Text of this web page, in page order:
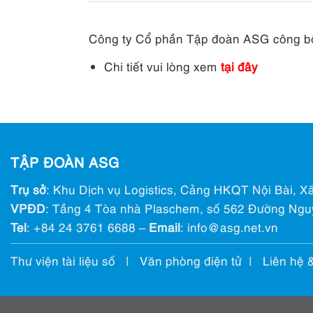
Công ty Cổ phần Tập đoàn ASG công
Chi tiết vui lòng xemtại đây
TẬP ĐOÀN ASG
Trụ sở: Khu Dịch vụ Logistics, Cảng HKQT Nội Bài,
VPĐD: Tầng 4 Tòa nhà Plaschem, số 562 Đường
Tel: +84 24 3761 6688 – Email: info@ asg.net.vn
Thư viện tài liệu số | Văn phòng điện tử | Liên hệ